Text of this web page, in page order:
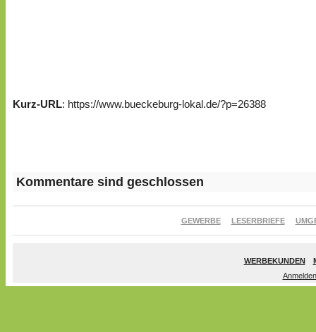
Kurz-URL: https://www.bueckeburg-lokal.de/?p=26388
Kommentare sind geschlossen
GEWERBE LESERBRIEFE
WERBEKUNDEN
Anmelden